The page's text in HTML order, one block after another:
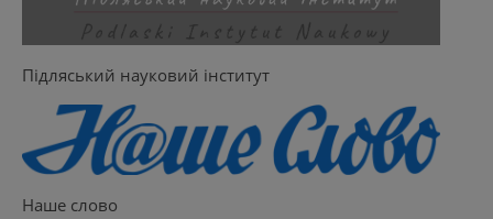
Підляський науковий інститут
Наше слово